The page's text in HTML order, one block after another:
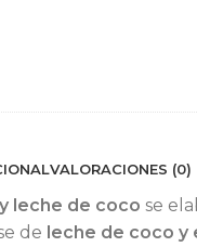
VALORACIONES (0)
leche de coco se
de leche de coco y